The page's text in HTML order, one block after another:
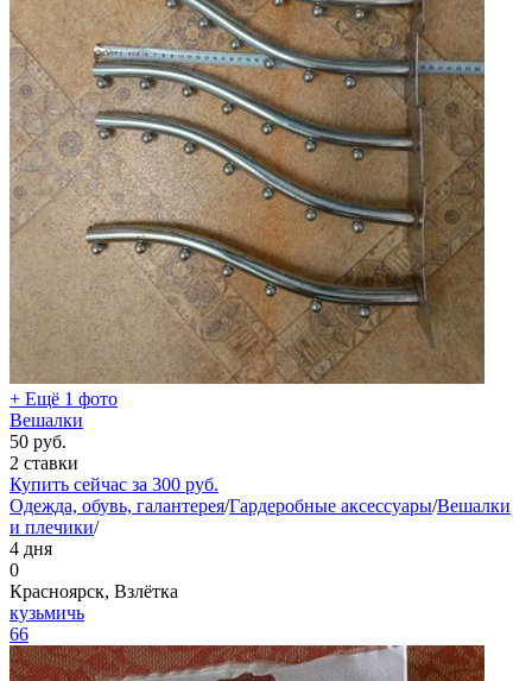
+ Ещё 1 фото
Вешалки
50 руб.
2 ставки
Купить сейчас за 300 руб.
Одежда, обувь, галантерея/Гардеробные аксессуары/Вешалки
и плечики/
4 дня
0
Красноярск, Взлётка
кузьмичь
66